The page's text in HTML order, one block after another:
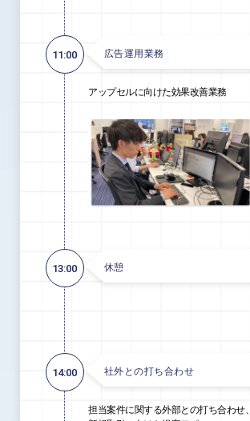
11:00 広告運用業務
アップセルに向けた効果改善業務
13:00 休憩
14:00 社外との打ち合わせ
担当案件に関する外部との打ち合わせ、